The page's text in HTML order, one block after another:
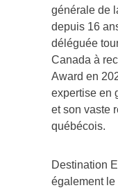
générale de
depuis 16
déléguée
Canada à
Award en
expertise en
et son vaste
québécois.
Destination
également le